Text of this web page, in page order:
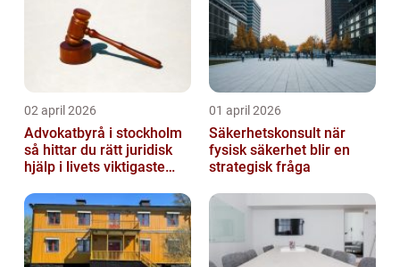
02 april 2026
Advokatbyrå i stockholm
så hittar du rätt juridisk
hjälp i livets viktigaste
01 april 2026
Säkerhetskonsult när
fysisk säkerhet blir en
strategisk fråga